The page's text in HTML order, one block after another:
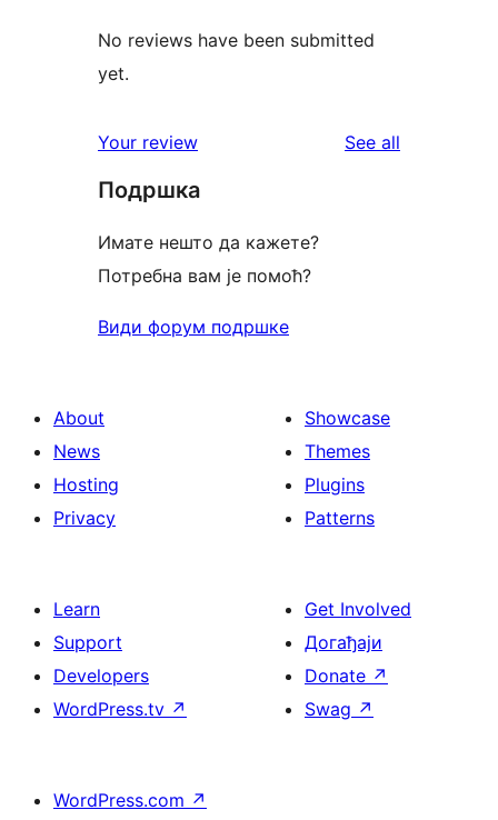
No reviews have been submitted
yet.
Your review See all
Подршка
Имате нешто да кажете?
Потребна вам је помоћ?
Види форум подршке
About
News
Hosting
Privacy
Showcase
Themes
Plugins
Patterns
Learn
Support
Developers
WordPress.tv ↗
Get Involved
Догађаји
Donate ↗
Swag ↗
WordPress.com ↗